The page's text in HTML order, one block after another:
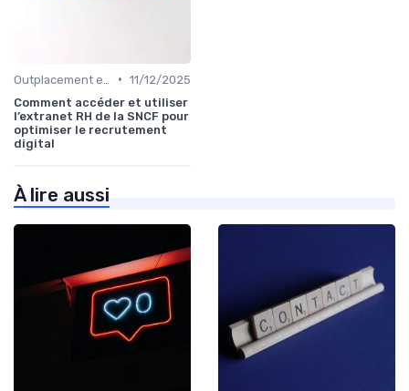
• 11/12/2025
Comment accéder et utiliser
l’extranet RH de la SNCF pour
optimiser le recrutement
digital
À lire aussi